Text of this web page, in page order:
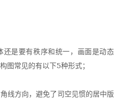
还是要有秩序和统一，画面是动态
图常见的有以下5种形式；
线方向，避免了司空见惯的居中版